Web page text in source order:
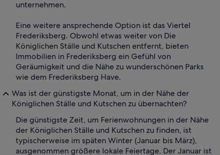
unternehmen.
Eine weitere ansprechende Option ist das Viertel
Frederiksberg. Obwohl etwas weiter von Die
Königlichen Ställe und Kutschen entfernt, bieten
Immobilien in Frederiksberg ein Gefühl von
Geräumigkeit und die Nähe zu wunderschönen Parks
wie dem Frederiksberg Have.
Was ist der günstigste Monat, um in der Nähe der
Königlichen Ställe und Kutschen zu übernachten?
Die günstigste Zeit, um Ferienwohnungen in der Nähe
der Königlichen Ställe und Kutschen zu finden, ist
typischerweise im späten Winter (Januar bis März),
ausgenommen größere lokale Feiertage. Der Januar ist